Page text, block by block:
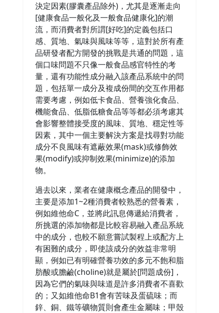
決定因素(膠囊產品除外)，尤其是逐漸走向
[健康食品一般化及一般食品健康化]的潮
流，而消費者對所謂[好吃]的定義包括口
感、質地、氣味與風味等等，這對於所有產
品研發者配方開發的挑戰是共通的問題，這
個口味問題不只像一般食品感官特性的考
量，還有功能性成分融入該產品系統中的問
題，包括單一成分及複成份間的交互作用都
需要考慮，例如低卡食品、營養強化食品、
機能食品、低脂低糖食品等等都必須考慮其
會影響整體接受度的風味、質地、穩定性等
因素，其中一個主要解決方案是找尋對功能
成分不良風味有遮蔽效果(mask)或修飾效
果(modify)或抑制效果(minimize)的添加
物。
過去以來，業者在健康概念產品的開發中，
主要是添加1~2種消費者較熟悉的營養素，
例如維他命C，並將此訊息傳遞給消費者，
所挑選的添加物都是比較容易融入產品系統
中的成分，也較不願意嘗試製程上或配方上
有困難的成分，即使該成分的效益非常明
顯，例如已有明確營養功效的多元不飽和脂
肪酸或膽鹼(choline)就是屬於[問題成份]，
因為它們的氣味與味道是許多消費者不喜歡
的；又如維他命B1會有苦味及蛋硫味；而
鋅、銅、鐵等礦物質則會產生金屬味；甲殼